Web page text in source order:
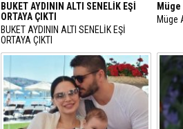
BUKET AYDININ ALTI SENELİK EŞİ
ORTAYA ÇIKTI
BUKET AYDININ ALTI SENELİK EŞİ
ORTAYA ÇIKTI
Müge
Müge